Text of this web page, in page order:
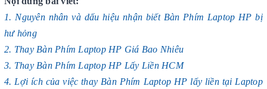
1. Nguyên nhân và dấu hiệu nhận biết Bàn Phím Laptop HP bị
hư hỏng
2. Thay Bàn Phím Laptop HP Giá Bao Nhiêu
3. Thay Bàn Phím Laptop HP Lấy Liền HCM
4. Lợi ích của việc thay Bàn Phím Laptop HP lấy liền tại Laptop